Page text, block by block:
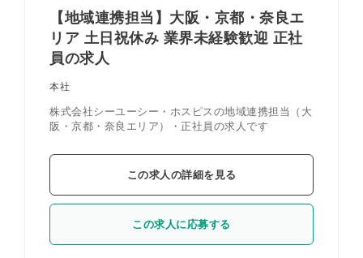
【地域連携担当】大阪・京都・奈良エ
リア 土日祝休み 業界未経験歓迎 正社
員の求人
本社
株式会社シーユーシー・ホスピスの地域連携担当（大
阪・京都・奈良エリア）・正社員の求人です
この求人の詳細を見る
この求人に応募する